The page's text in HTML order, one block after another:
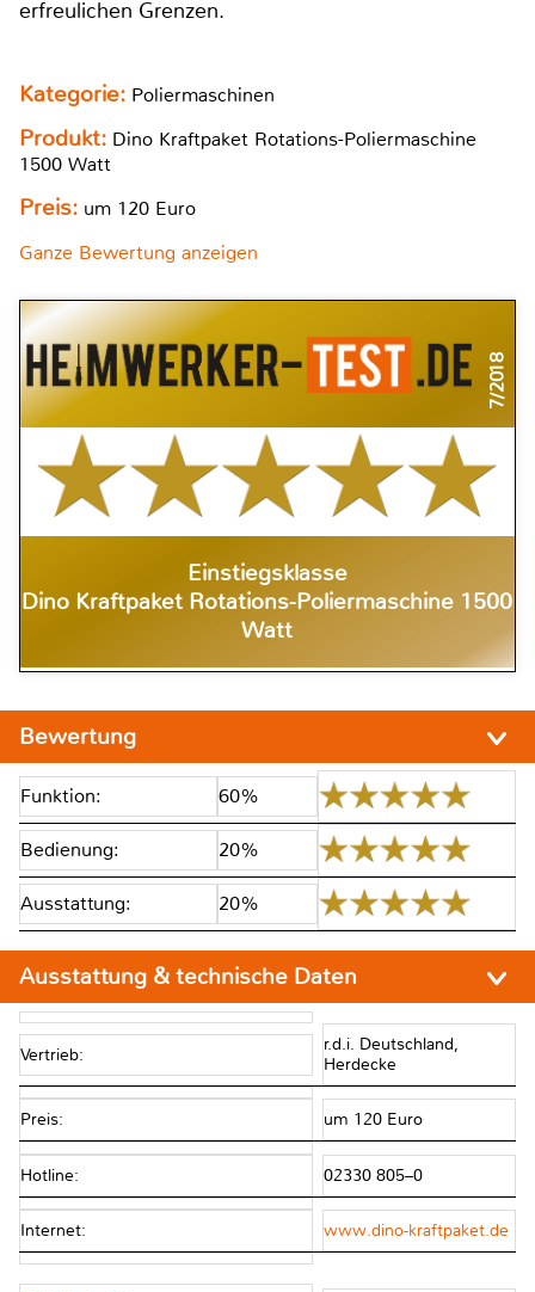
erfreulichen Grenzen.
Kategorie: Poliermaschinen
Produkt: Dino Kraftpaket Rotations-Poliermaschine
1500 Watt
Preis: um 120 Euro
Ganze Bewertung anzeigen
7/2018
Einstiegsklasse
Dino Kraftpaket Rotations-Poliermaschine 1500
Watt
Bewertung
Funktion: 60%
Bedienung: 20%
Ausstattung: 20%
Ausstattung & technische Daten
Vertrieb:
r.d.i. Deutschland,
Herdecke
Preis: um 120 Euro
Hotline: 02330 805–0
Internet: www.dino-kraftpaket.de